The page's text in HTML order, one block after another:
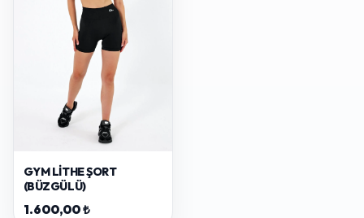
GYM LITHE ŞORT
(BÜZGÜLÜ)
1.600,00 ₺